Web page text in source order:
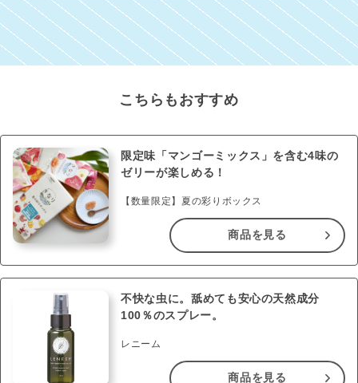
こちらもおすすめ
限定味「マンゴーミックス」を含む4味の
ゼリーが楽しめる！
【数量限定】夏の彩りボックス
商品を見る
不快な虫に。舐めても安心の天然成分
100％のスプレー。
レニーム
商品を見る